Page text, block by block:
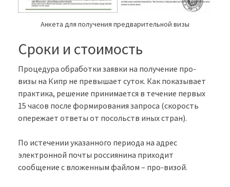
Анкета для получения предварительной визы
Сроки и стоимость
Процедура обработки заявки на получение про-
визы на Кипр не превышает суток. Как показывает
практика, решение принимается в течение первых
15 часов после формирования запроса (скорость
опережает ответы от посольств иных стран).
По истечении указанного периода на адрес
электронной почты россиянина приходит
сообщение с вложенным файлом – про-визой.